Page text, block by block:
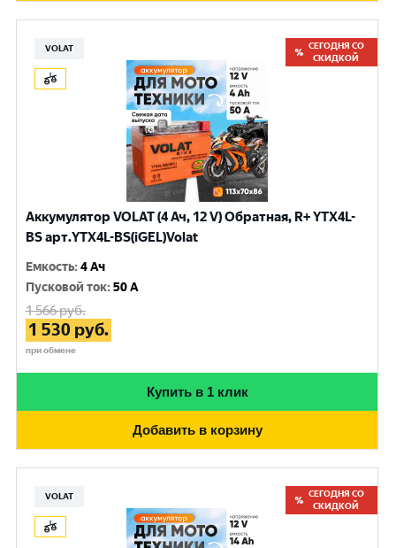
VOLAT
СЕГОДНЯ СО
СКИДКОЙ
Аккумулятор VOLAT (4 Ач, 12 V) Обратная, R+ YTX4L-
BS арт.YTX4L-BS(iGEL)Volat
Емкость:4 Ач
Пусковой ток:50 A
1 566руб.
1 530 руб.
при обмене
Купить в 1 клик
Добавить в корзину
VOLAT
СЕГОДНЯ СО
СКИДКОЙ